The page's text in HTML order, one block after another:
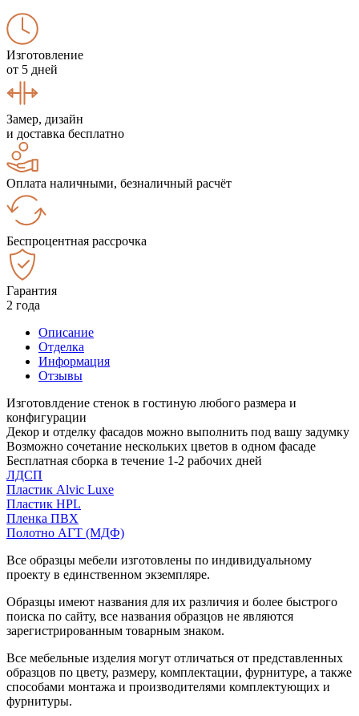
Изготовление
от 5 дней
Замер, дизайн
и доставка бесплатно
Оплата наличными, безналичный расчёт
Беспроцентная рассрочка
Гарантия
2 года
Описание
Отделка
Информация
Отзывы
Изготовлдение стенок в гостиную любого размера и
конфигурации
Декор и отделку фасадов можно выполнить под вашу задумку
Возможно сочетание нескольких цветов в одном фасаде
Бесплатная сборка в течение 1-2 рабочих дней
ЛДСП
Пластик Alvic Luxe
Пластик HPL
Пленка ПВХ
Полотно АГТ (МДФ)
Все образцы мебели изготовлены по индивидуальному
проекту в единственном экземпляре.
Образцы имеют названия для их различия и более быстрого
поиска по сайту, все названия образцов не являются
зарегистрированным товарным знаком.
Все мебельные изделия могут отличаться от представленных
образцов по цвету, размеру, комплектации, фурнитуре, а также
способами монтажа и производителями комплектующих и
фурнитуры.